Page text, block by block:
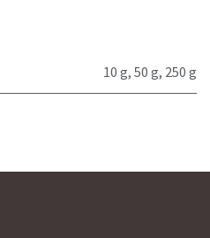
10 g, 50 g, 250 g